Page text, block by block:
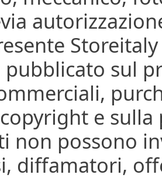
sul
e
non possono
diffamatori,